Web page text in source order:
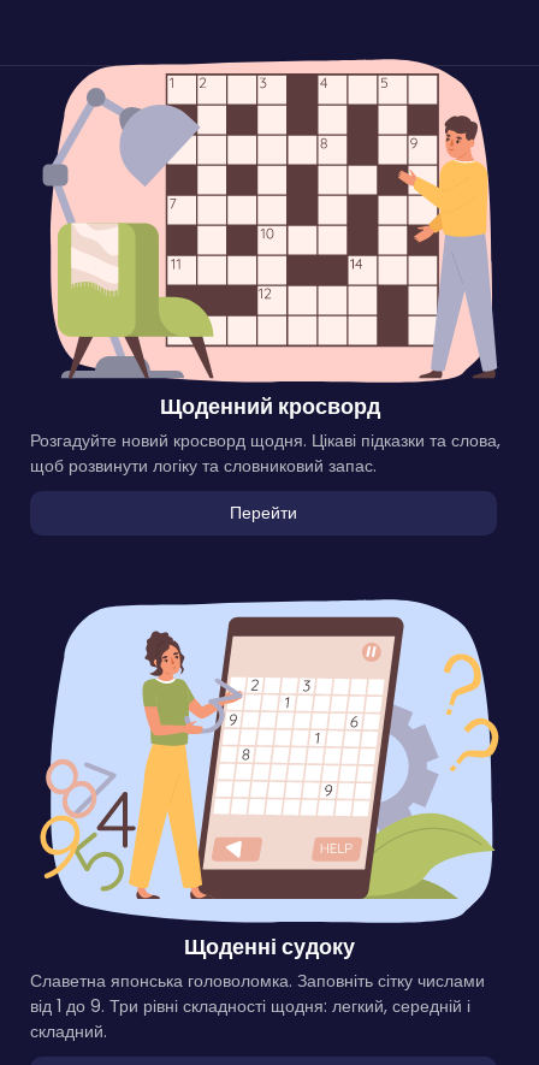
Щоденний кросворд
Розгадуйте новий кросворд щодня. Цікаві підказки та слова,
щоб розвинути логіку та словниковий запас.
Перейти
Щоденні судоку
Славетна японська головоломка. Заповніть сітку числами
від 1 до 9. Три рівні складності щодня: легкий, середній і
складний.